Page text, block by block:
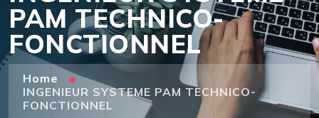
PAM TECHNICO-
FONCTIONNEL
Home
INGENIEUR SYSTEME PAM TECHNICO-
FONCTIONNEL